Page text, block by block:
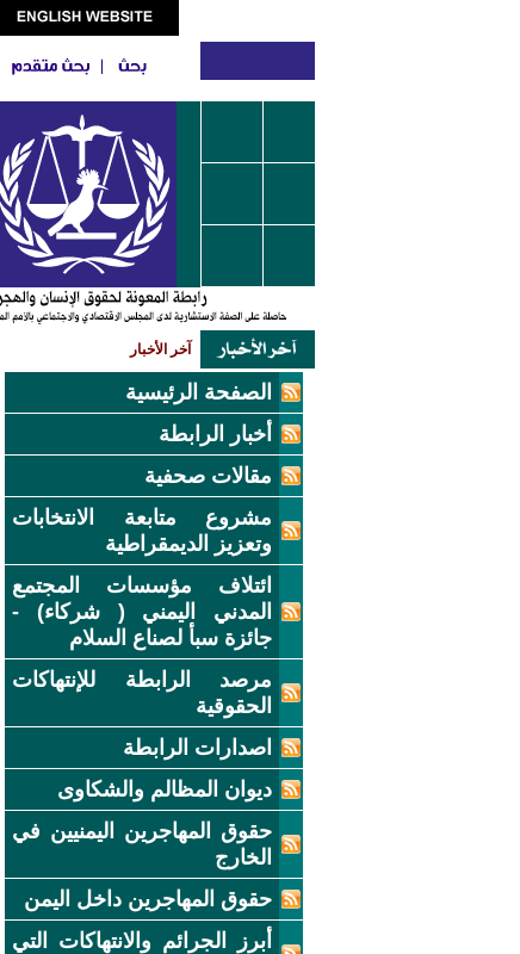
آخر الأخبار
الصفحة الرئيسية
أخبار الرابطة
مقالات صحفية
مشروع متابعة الانتخابات
وتعزيز الديمقراطية
ائتلاف مؤسسات المجتمع
المدني اليمني ( شركاء) -
جائزة سبأ لصناع السلام
مرصد الرابطة للإنتهاكات
الحقوقية
اصدارات الرابطة
ديوان المظالم والشكاوى
حقوق المهاجرين اليمنيين في
الخارج
حقوق المهاجرين داخل اليمن
أبرز الجرائم والانتهاكات التي